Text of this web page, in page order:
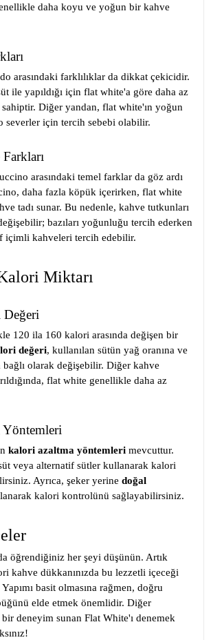
daha koyu ve yoğun bir kahve
arasındaki farklılıklar da dikkat çekicidir.
ile yapıldığı için flat white'a göre daha az
Diğer yandan, flat white'ın yoğun
severler için tercih sebebi olabilir.
arasındaki temel farklar da göz ardı
daha fazla köpük içerirken, flat white
tadı sunar. Bu nedenle, kahve tutkunları
bazıları yoğunluğu tercih ederken
içimli kahveleri tercih edebilir.
Miktarı
Değeri
120 ila 160 kalori arasında değişen bir
değeri, kullanılan sütün yağ oranına ve
bağlı olarak değişebilir. Diğer kahve
flat white genellikle daha az
kalori azaltma yöntemleri mevcuttur.
veya alternatif sütler kullanarak kalori
Ayrıca, şeker yerine doğal
kalori kontrolünü sağlayabilirsiniz.
öğrendiğiniz her şeyi düşünün. Artık
kahve dükkanınızda bu lezzetli içeceği
basit olmasına rağmen, doğru
elde etmek önemlidir. Diğer
deneyim sunan Flat White'ı denemek